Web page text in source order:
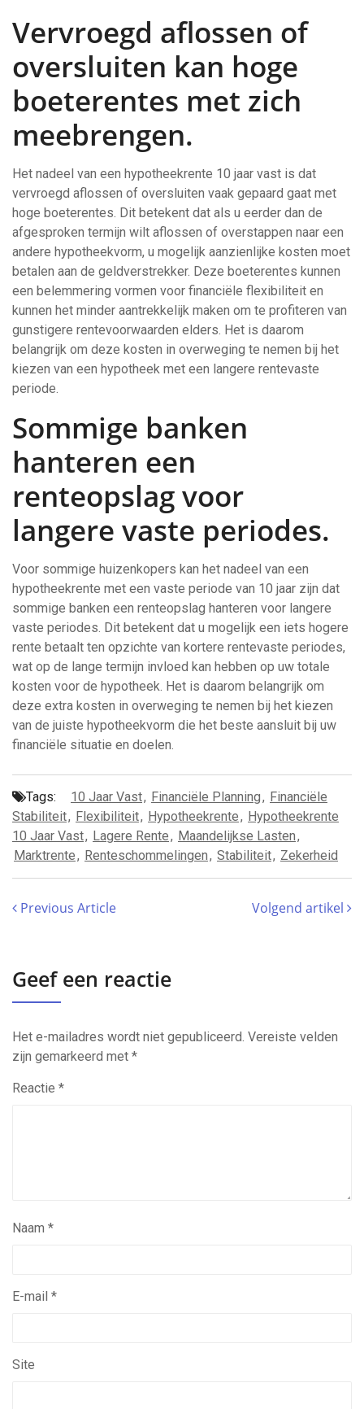
Vervroegd aflossen of
oversluiten kan hoge
boeterentes met zich
meebrengen.
Het nadeel van een hypotheekrente 10 jaar vast is dat
vervroegd aflossen of oversluiten vaak gepaard gaat met
hoge boeterentes. Dit betekent dat als u eerder dan de
afgesproken termijn wilt aflossen of overstappen naar een
andere hypotheekvorm, u mogelijk aanzienlijke kosten moet
betalen aan de geldverstrekker. Deze boeterentes kunnen
een belemmering vormen voor financiële flexibiliteit en
kunnen het minder aantrekkelijk maken om te profiteren van
gunstigere rentevoorwaarden elders. Het is daarom
belangrijk om deze kosten in overweging te nemen bij het
kiezen van een hypotheek met een langere rentevaste
periode.
Sommige banken
hanteren een
renteopslag voor
langere vaste periodes.
Voor sommige huizenkopers kan het nadeel van een
hypotheekrente met een vaste periode van 10 jaar zijn dat
sommige banken een renteopslag hanteren voor langere
vaste periodes. Dit betekent dat u mogelijk een iets hogere
rente betaalt ten opzichte van kortere rentevaste periodes,
wat op de lange termijn invloed kan hebben op uw totale
kosten voor de hypotheek. Het is daarom belangrijk om
deze extra kosten in overweging te nemen bij het kiezen
van de juiste hypotheekvorm die het beste aansluit bij uw
financiële situatie en doelen.
Tags: 10 Jaar Vast, Financiële Planning, Financiële
Stabiliteit, Flexibiliteit, Hypotheekrente, Hypotheekrente
10 Jaar Vast, Lagere Rente, Maandelijkse Lasten,
Marktrente, Renteschommelingen, Stabiliteit, Zekerheid
Previous Article Volgend artikel
Geef een reactie
Het e-mailadres wordt niet gepubliceerd. Vereiste velden
zijn gemarkeerd met *
Reactie *
Naam *
E-mail *
Site